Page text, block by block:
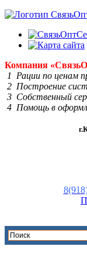
Компания «Связь
1 Рации по ценам
2 Построение
3 Собственный
4 Помощь в